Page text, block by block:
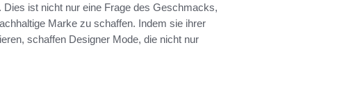
ist nicht nur eine Frage des Geschmacks,
Marke zu schaffen. Indem sie ihrer
schaffen Designer Mode, die nicht nur